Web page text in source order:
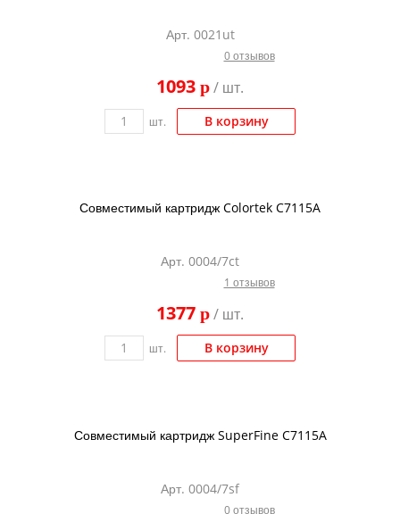
Для франкировальной машины
Тонер и девелопер
Арт. 0021ut
0 отзывов
1093 p/ шт.
шт. В корзину
Совместимый картридж Colortek C7115A
Арт. 0004/7ct
1 отзывов
1377 p/ шт.
шт. В корзину
Совместимый картридж SuperFine C7115A
Арт. 0004/7sf
0 отзывов